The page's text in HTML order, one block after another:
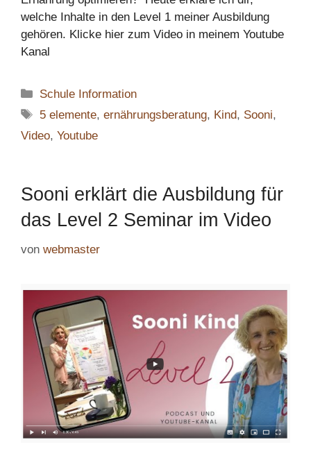
welche Inhalte in den Level 1 meiner Ausbildung
gehören. Klicke hier zum Video in meinem Youtube
Kanal
Kategorien
Schule Information
Schlagwörter
5 elemente,ernährungsberatung, Kind, Sooni,
Video, Youtube
Sooni erklärt die Ausbildung für
das Level 2 Seminar im Video
von webmaster